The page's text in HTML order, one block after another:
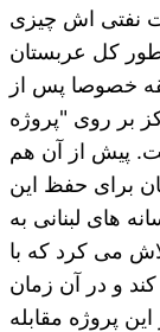
نفتی اش چیزی
کل عربستان
خصوصا پس از
بر روی "پروژه
پیش از آن هم
برای حفظ این
های لبنانی به
می کرد که با
کند و در آن زمان
پروژه مقابله